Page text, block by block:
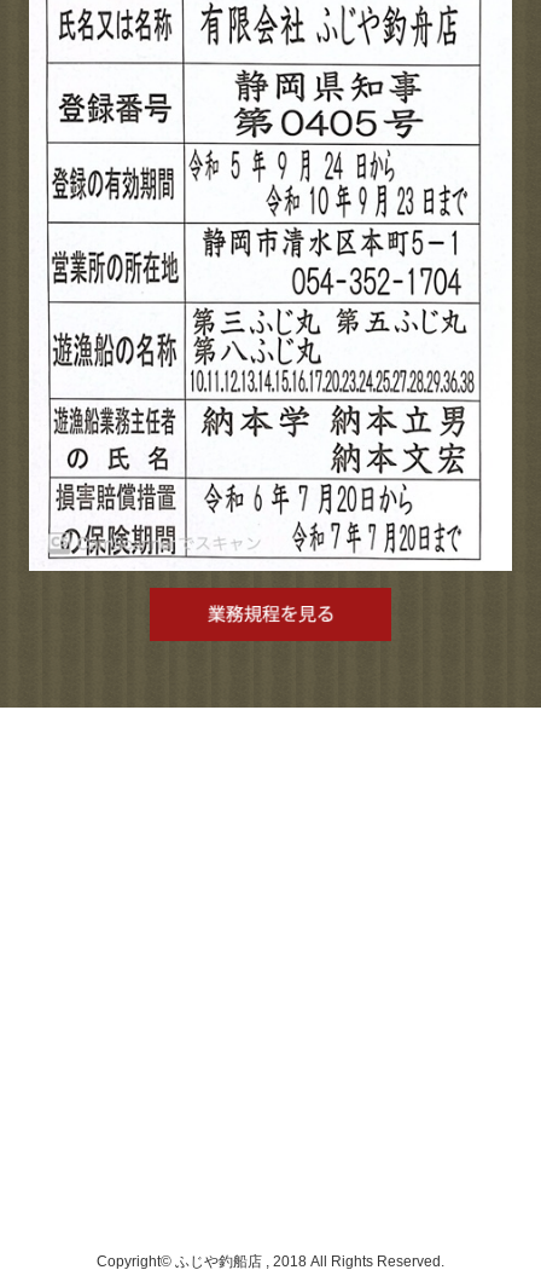
Copyright© ふじや釣船店 , 2018 All Rights Reserved.